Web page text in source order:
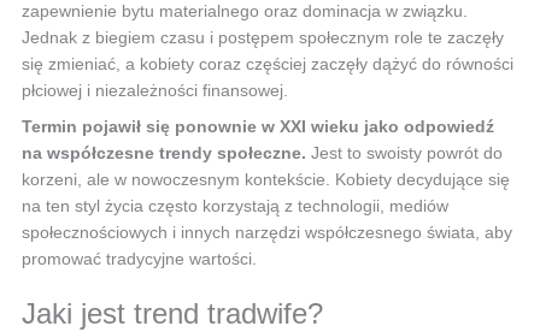
zapewnienie bytu materialnego oraz dominacja w związku.
Jednak z biegiem czasu i postępem społecznym role te zaczęły
się zmieniać, a kobiety coraz częściej zaczęły dążyć do równości
płciowej i niezależności finansowej.
Termin pojawił się ponownie w XXI wieku jako odpowiedź
na współczesne trendy społeczne. Jest to swoisty powrót do
korzeni, ale w nowoczesnym kontekście. Kobiety decydujące się
na ten styl życia często korzystają z technologii, mediów
społecznościowych i innych narzędzi współczesnego świata, aby
promować tradycyjne wartości.
Jaki jest trend tradwife?